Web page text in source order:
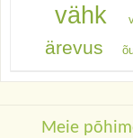
vähk
ärevus
Meie